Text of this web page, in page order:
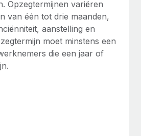
in 19 landen
leider in de wereldwijde
Opzegtermijnen variëren
van één tot drie maanden,
aanstelling en
moet minstens een
die een jaar of